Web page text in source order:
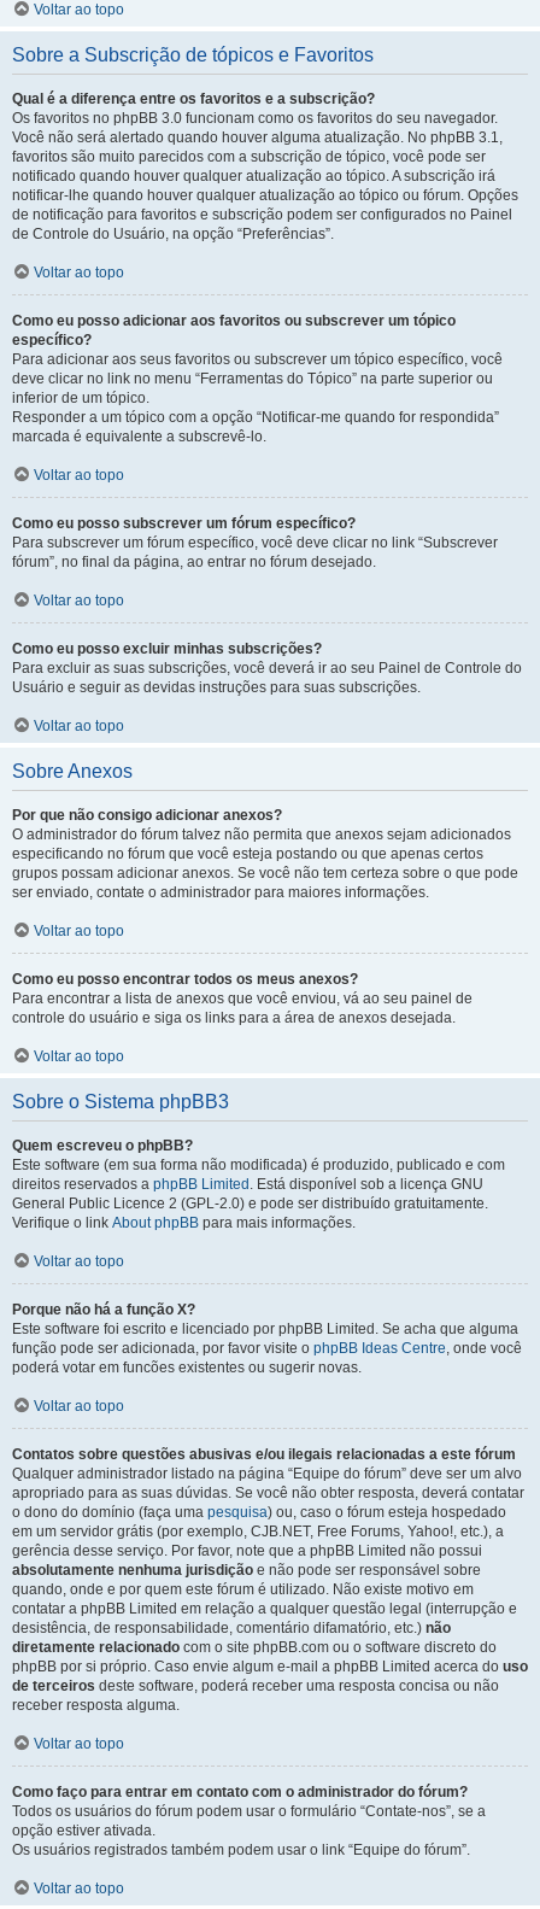
Voltar ao topo
Sobre a Subscrição de tópicos e Favoritos
Qual é a diferença entre os favoritos e a subscrição?
Os favoritos no phpBB 3.0 funcionam como os favoritos do seu navegador.
Você não será alertado quando houver alguma atualização. No phpBB 3.1,
favoritos são muito parecidos com a subscrição de tópico, você pode ser
notificado quando houver qualquer atualização ao tópico. A subscrição irá
notificar-lhe quando houver qualquer atualização ao tópico ou fórum. Opções
de notificação para favoritos e subscrição podem ser configurados no Painel
de Controle do Usuário, na opção “Preferências”.
Voltar ao topo
Como eu posso adicionar aos favoritos ou subscrever um tópico
específico?
Para adicionar aos seus favoritos ou subscrever um tópico específico, você
deve clicar no link no menu “Ferramentas do Tópico” na parte superior ou
inferior de um tópico.
Responder a um tópico com a opção “Notificar-me quando for respondida”
marcada é equivalente a subscrevê-lo.
Voltar ao topo
Como eu posso subscrever um fórum específico?
Para subscrever um fórum específico, você deve clicar no link “Subscrever
fórum”, no final da página, ao entrar no fórum desejado.
Voltar ao topo
Como eu posso excluir minhas subscrições?
Para excluir as suas subscrições, você deverá ir ao seu Painel de Controle do
Usuário e seguir as devidas instruções para suas subscrições.
Voltar ao topo
Sobre Anexos
Por que não consigo adicionar anexos?
O administrador do fórum talvez não permita que anexos sejam adicionados
especificando no fórum que você esteja postando ou que apenas certos
grupos possam adicionar anexos. Se você não tem certeza sobre o que pode
ser enviado, contate o administrador para maiores informações.
Voltar ao topo
Como eu posso encontrar todos os meus anexos?
Para encontrar a lista de anexos que você enviou, vá ao seu painel de
controle do usuário e siga os links para a área de anexos desejada.
Voltar ao topo
Sobre o Sistema phpBB3
Quem escreveu o phpBB?
Este software (em sua forma não modificada) é produzido, publicado e com
direitos reservados a phpBB Limited . Está disponível sob a licença GNU
General Public Licence 2 (GPL-2.0) e pode ser distribuído gratuitamente.
Verifique o link About phpBB para mais informações.
Voltar ao topo
Porque não há a função X?
Este software foi escrito e licenciado por phpBB Limited. Se acha que alguma
função pode ser adicionada, por favor visite o phpBB Ideas Centre, onde você
poderá votar em funcões existentes ou sugerir novas.
Voltar ao topo
Contatos sobre questões abusivas e/ou ilegais relacionadas a este fórum
Qualquer administrador listado na página “Equipe do fórum” deve ser um alvo
apropriado para as suas dúvidas. Se você não obter resposta, deverá contatar
o dono do domínio (faça uma pesquisa) ou, caso o fórum esteja hospedado
em um servidor grátis (por exemplo, CJB.NET, Free Forums, Yahoo!, etc.), a
gerência desse serviço. Por favor, note que a phpBB Limited não possui
absolutamente nenhuma jurisdição e não pode ser responsável sobre
quando, onde e por quem este fórum é utilizado. Não existe motivo em
contatar a phpBB Limited em relação a qualquer questão legal (interrupção e
desistência, de responsabilidade, comentário difamatório, etc.) não
diretamente relacionado com o site phpBB.com ou o software discreto do
phpBB por si próprio. Caso envie algum e-mail a phpBB Limited acerca do uso
de terceiros deste software, poderá receber uma resposta concisa ou não
receber resposta alguma.
Voltar ao topo
Como faço para entrar em contato com o administrador do fórum?
Todos os usuários do fórum podem usar o formulário “Contate-nos”, se a
opção estiver ativada.
Os usuários registrados também podem usar o link “Equipe do fórum”.
Voltar ao topo